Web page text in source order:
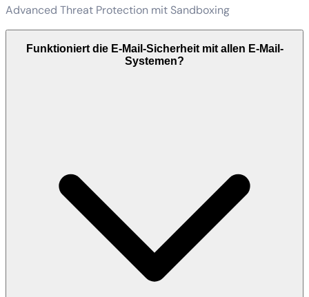
Advanced Threat Protection mit Sandboxing
Funktioniert die E-Mail-Sicherheit mit allen E-Mail-
Systemen?